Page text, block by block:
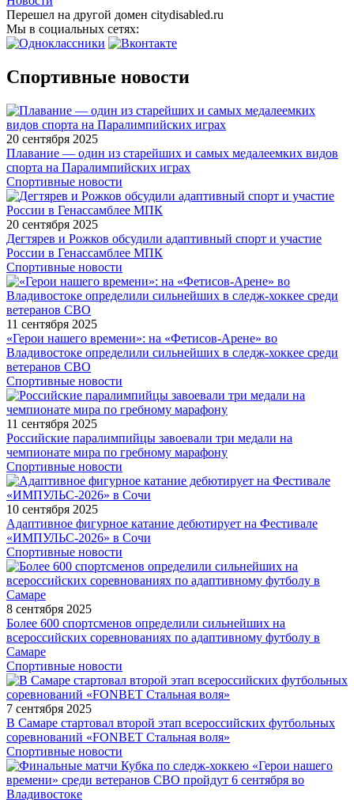
Перешел на другой домен citydisabled.ru
Мы в социальных сетях:
Спортивные новости
20 сентября 2025
Плавание — один из старейших и самых медалеемких видов
спорта на Паралимпийских играх
Спортивные новости
20 сентября 2025
Дегтярев и Рожков обсудили адаптивный спорт и участие
России в Генассамблее МПК
Спортивные новости
11 сентября 2025
«Герои нашего времени»: на «Фетисов-Арене» во
Владивостоке определили сильнейших в следж-хоккее среди
ветеранов СВО
Спортивные новости
11 сентября 2025
Российские паралимпийцы завоевали три медали на
чемпионате мира по гребному марафону
Спортивные новости
10 сентября 2025
Адаптивное фигурное катание дебютирует на Фестивале
«ИМПУЛЬС-2026» в Сочи
Спортивные новости
8 сентября 2025
Более 600 спортсменов определили сильнейших на
всероссийских соревнованиях по адаптивному футболу в
Самаре
Спортивные новости
7 сентября 2025
В Самаре стартовал второй этап всероссийских футбольных
соревнований «FONBET Стальная воля»
Спортивные новости